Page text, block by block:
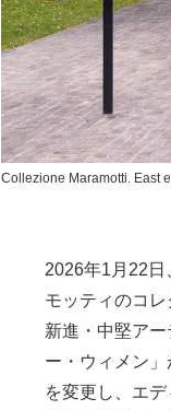
Collezione Maramotti. East
2026年1月22
モッティのコ
新進・中堅ア
ー・ウィメン
を変更し、エ